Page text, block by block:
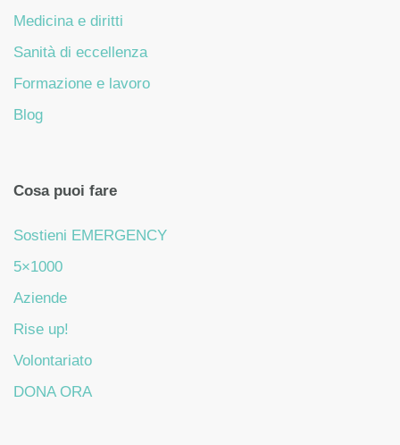
Medicina e diritti
Sanità di eccellenza
Formazione e lavoro
Blog
Cosa puoi fare
Sostieni EMERGENCY
5×1000
Aziende
Rise up!
Volontariato
DONA ORA